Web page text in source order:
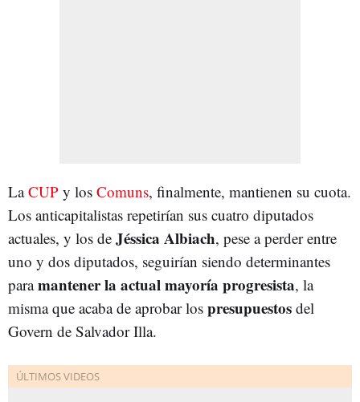
LaCUP y los Comuns, finalmente, mantienen su cuota.
Los anticapitalistas repetirían sus cuatro diputados
actuales, y los de Jéssica Albiach, pese a perder entre
uno y dos diputados, seguirían siendo determinantes
paramantener la actual mayoría progresista, la
misma que acaba de aprobar los presupuestos del
Govern de Salvador Illa.